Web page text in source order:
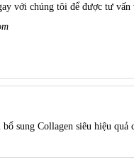
với chúng tôi để được tư vấn
sung Collagen siêu hiệu quả